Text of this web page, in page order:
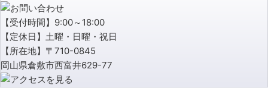
【受付時間】9:00～18:00
【定休日】土曜・日曜・祝日
【所在地】〒710-0845
岡山県倉敷市西富井629-77